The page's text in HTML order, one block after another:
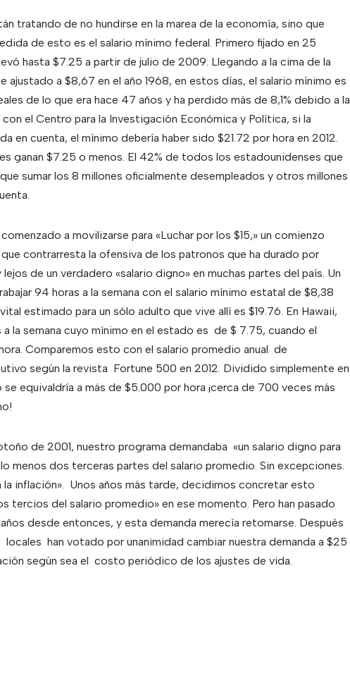
tratando de no hundirse en la marea de la economía, sino que
de esto es el salario mínimo federal. Primero fijado en 25
hasta $7.25 a partir de julio de 2009. Llegando a la cima de la
a $8,67 en el año 1968, en estos días, el salario mínimo es
de lo que era hace 47 años y ha perdido más de 8,1% debido a la
el Centro para la Investigación Económica y Política, si la
en cuenta, el mínimo debería haber sido $21.72 por hora en 2012.
ganan $7.25 o menos. El 42% de todos los estadounidenses que
sumar los 8 millones oficialmente desempleados y otros millones
a movilizarse para «Luchar por los $15,» un comienzo
contrarresta la ofensiva de los patronos que ha durado por
de un verdadero «salario digno» en muchas partes del país. Un
94 horas a la semana con el salario mínimo estatal de $8,38
estimado para un sólo adulto que vive allí es $19.76. En Hawaii,
la semana cuyo mínimo en el estado es de $ 7.75, cuando el
Comparemos esto con el salario promedio anual de
según la revista Fortune 500 en 2012. Dividido simplemente en
equivaldría a más de $5.000 por hora ¡cerca de 700 veces más
de 2001, nuestro programa demandaba «un salario digno para
menos dos terceras partes del salario promedio. Sin excepciones.
la inflación». Unos años más tarde, decidimos concretar esto
tercios del salario promedio» en ese momento. Pero han pasado
desde entonces, y esta demanda merecía retomarse. Después
han votado por unanimidad cambiar nuestra demanda a $25
según sea el costo periódico de los ajustes de vida.